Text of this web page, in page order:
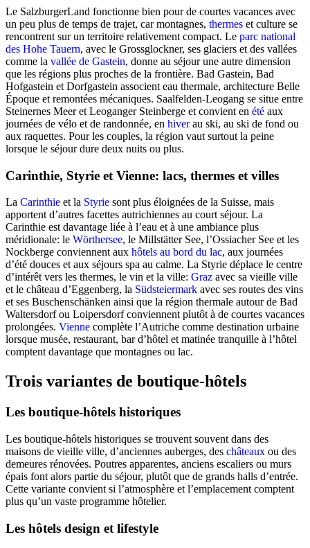
Le SalzburgerLand fonctionne bien pour de courtes vacances avec
un peu plus de temps de trajet, car montagnes, thermes et culture se
rencontrent sur un territoire relativement compact. Le parc national
des Hohe Tauern, avec le Grossglockner, ses glaciers et des vallées
comme la vallée de Gastein, donne au séjour une autre dimension
que les régions plus proches de la frontière. Bad Gastein, Bad
Hofgastein et Dorfgastein associent eau thermale, architecture Belle
Époque et remontées mécaniques. Saalfelden-Leogang se situe entre
Steinernes Meer et Leoganger Steinberge et convient en été aux
journées de vélo et de randonnée, en hiverau ski, au ski de fond ou
aux raquettes. Pour les couples, la région vaut surtout la peine
lorsque le séjour dure deux nuits ou plus.
Carinthie, Styrie et Vienne: lacs, thermes et villes
La Carinthie et la Styrie sont plus éloignées de la Suisse, mais
apportent d’autres facettes autrichiennes au court séjour. La
Carinthie est davantage liée à l’eau et à une ambiance plus
méridionale: le Wörthersee, le Millstätter See, l’Ossiacher See et les
Nockberge conviennent aux hôtels au bord du lac, aux journées
d’été douces et aux séjours spa au calme. La Styrie déplace le centre
d’intérêt vers les thermes, le vin et la ville: Graz avec sa vieille ville
et le château d’Eggenberg, la Südsteiermark avec ses routes des vins
et ses Buschenschänken ainsi que la région thermale autour de Bad
Waltersdorf ou Loipersdorf conviennent plutôt à de courtes vacances
prolongées. Vienne complète l’Autriche comme destination urbaine
lorsque musée, restaurant, bar d’hôtel et matinée tranquille à l’hôtel
comptent davantage que montagnes ou lac.
Trois variantes de boutique-hôtels
Les boutique-hôtels historiques
Les boutique-hôtels historiques se trouvent souvent dans des
maisons de vieille ville, d’anciennes auberges, des châteaux ou des
demeures rénovées. Poutres apparentes, anciens escaliers ou murs
épais font alors partie du séjour, plutôt que de grands halls d’entrée.
Cette variante convient si l’atmosphère et l’emplacement comptent
plus qu’un vaste programme hôtelier.
Les hôtels design et lifestyle